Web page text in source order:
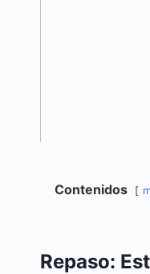
Contenidos
Repaso: